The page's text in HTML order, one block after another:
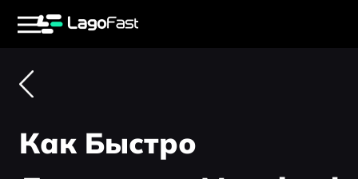
Как Быстро